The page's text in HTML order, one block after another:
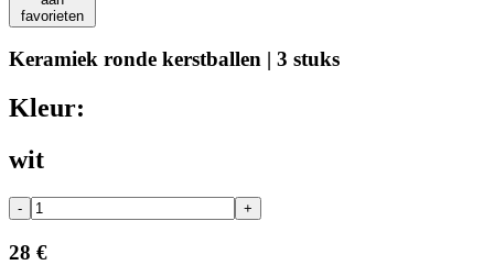
favorieten
Keramiek ronde kerstballen | 3 stuks
Kleur:
wit
- +
28 €